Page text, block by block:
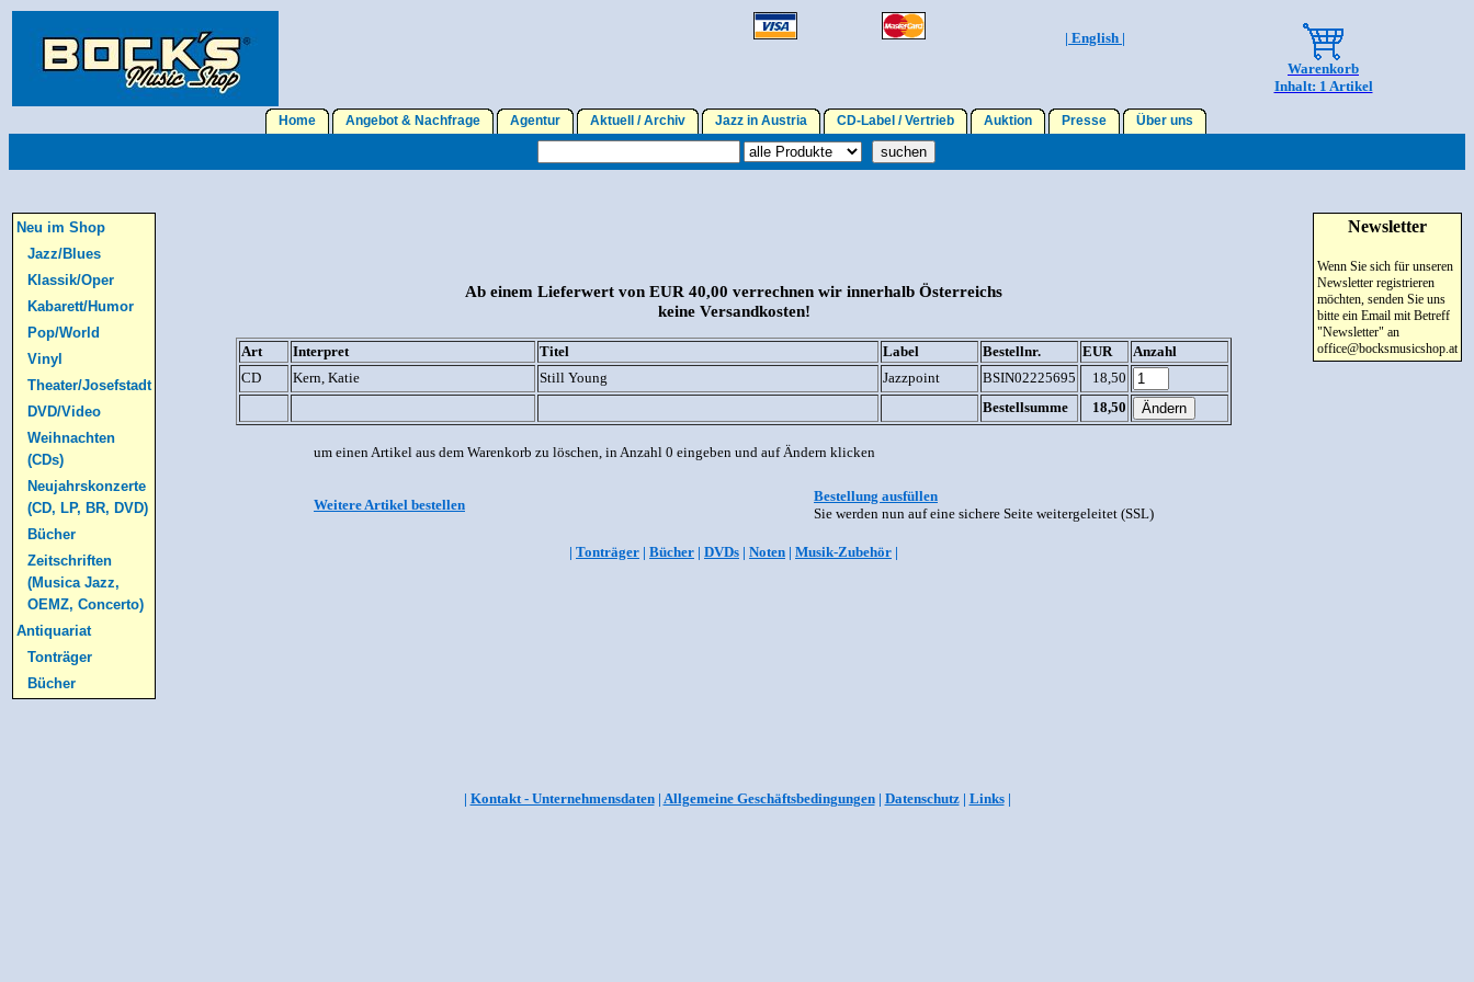
| English |
Warenkorb
Inhalt: 1 Artikel
Home Angebot & Nachfrage Agentur Aktuell / Archiv Jazz in Austria CD-Label / Vertrieb Auktion Presse Über uns
Neu im Shop
Jazz/Blues
Klassik/Oper
Kabarett/Humor
Pop/World
Vinyl
Theater/Josefstadt
DVD/Video
Weihnachten
(CDs)
Neujahrskonzerte
(CD, LP, BR, DVD)
Bücher
Zeitschriften
(Musica Jazz,
OEMZ, Concerto)
Antiquariat
Tonträger
Bücher
Ab einem Lieferwert von EUR 40,00 verrechnen wir innerhalb Österreichs
keine Versandkosten!
Art Interpret Titel Label Bestellnr. EUR
Anzahl
CD
Kern, Katie Still Young Jazzpoint BSIN02225695
18,50
Bestellsumme
18,50
um einen Artikel aus dem Warenkorb zu löschen, in Anzahl 0 eingeben und auf Ändern klicken
Weitere Artikel bestellen
Bestellung ausfüllen
Sie werden nun auf eine sichere Seite weitergeleitet (SSL)
| Tonträger | Bücher | DVDs | Noten | Musik-Zubehör |
Newsletter
Wenn Sie sich für unseren
Newsletter registrieren
möchten, senden Sie uns
bitte ein Email mit Betreff
"Newsletter" an
office@bocksmusicshop.at
| Kontakt - Unternehmensdaten| Allgemeine Geschäftsbedingungen| Datenschutz| Links|